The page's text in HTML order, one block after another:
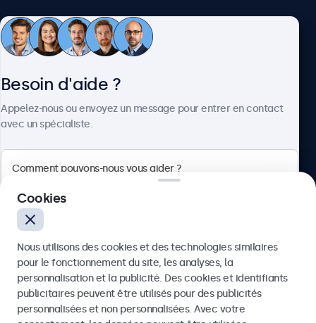
Service client
4.8/5 noté par 5000+ entreprises
Français
Besoin d'aide ?
Appelez-nous ou envoyez un message pour entrer en contact
avec un spécialiste.
Envoyer
Cookies
Nous utilisons des cookies et des technologies similaires
pour le fonctionnement du site, les analyses, la
personnalisation et la publicité. Des cookies et identifiants
publicitaires peuvent être utilisés pour des publicités
personnalisées et non personnalisées. Avec votre